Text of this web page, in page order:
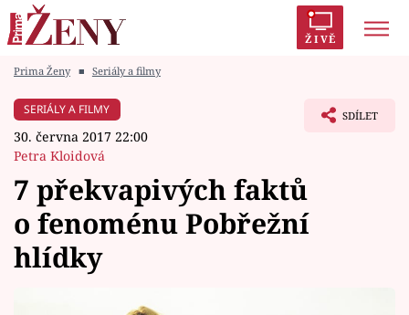
ŽIVĚ
Módní alarm
Témata
Celebrity
Prima Ženy ■ Seriály a filmy
SERIÁLY A FILMY
30. června 2017 22:00
Petra Kloidová
SDÍLET
7 překvapivých faktů
o fenoménu Pobřežní
hlídky